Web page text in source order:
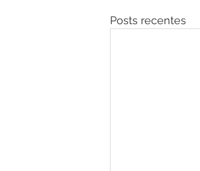
Posts recentes